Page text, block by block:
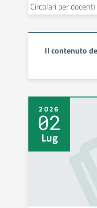
Circolari per
Il contenuto
2026
02
Lug